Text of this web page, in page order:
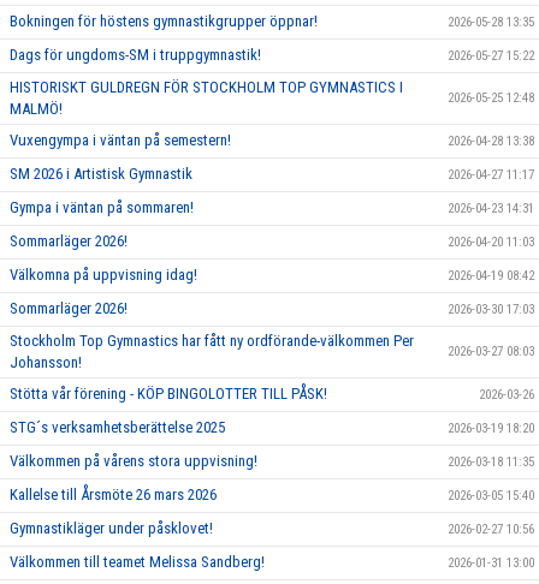
Bokningen för höstens gymnastikgrupper öppnar! 2026-05-28 13:35
Dags för ungdoms-SM i truppgymnastik! 2026-05-27 15:22
HISTORISKT GULDREGN FÖR STOCKHOLM TOP GYMNASTICS I
MALMÖ!
2026-05-25 12:48
Vuxengympa i väntan på semestern! 2026-04-28 13:38
SM 2026 i Artistisk Gymnastik 2026-04-27 11:17
Gympa i väntan på sommaren! 2026-04-23 14:31
Sommarläger 2026! 2026-04-20 11:03
Välkomna på uppvisning idag! 2026-04-19 08:42
Sommarläger 2026! 2026-03-30 17:03
Stockholm Top Gymnastics har fått ny ordförande-välkommen Per
Johansson!
2026-03-27 08:03
Stötta vår förening - KÖP BINGOLOTTER TILL PÅSK! 2026-03-26
STG´s verksamhetsberättelse 2025 2026-03-19 18:20
Välkommen på vårens stora uppvisning! 2026-03-18 11:35
Kallelse till Årsmöte 26 mars 2026 2026-03-05 15:40
Gymnastikläger under påsklovet! 2026-02-27 10:56
Välkommen till teamet Melissa Sandberg! 2026-01-31 13:00